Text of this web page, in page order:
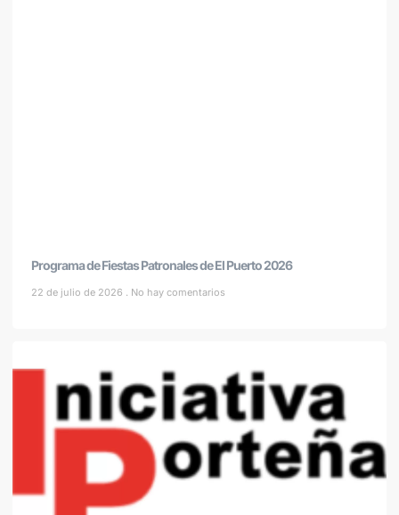
Programa de Fiestas Patronales de El Puerto 2026
22 de julio de 2026 No hay comentarios